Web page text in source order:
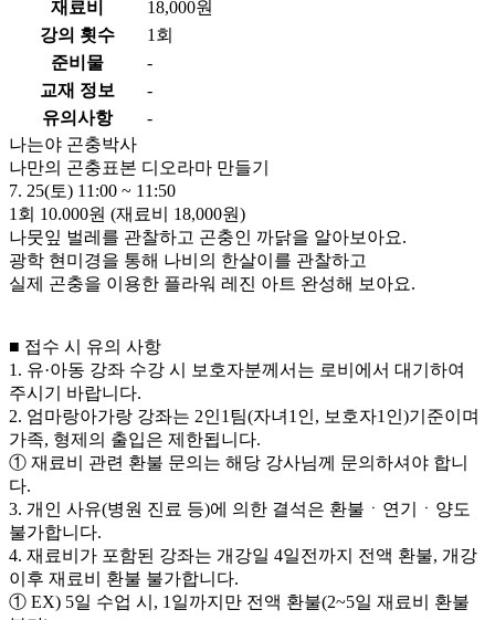
재료비
18,000원
강의 횟수
1회
준비물
-
교재 정보
-
유의사항
-
나는야 곤충박사
나만의 곤충표본 디오라마 만들기
7. 25(토) 11:00 ~ 11:50
1회 10.000원 (재료비 18,000원)
나뭇잎 벌레를 관찰하고 곤충인 까닭을 알아보아요.
광학 현미경을 통해 나비의 한살이를 관찰하고
실제 곤충을 이용한 플라워 레진 아트 완성해 보아요.
■ 접수 시 유의 사항
1. 유·아동 강좌 수강 시 보호자분께서는 로비에서 대기하여
주시기 바랍니다.
2. 엄마랑아가랑 강좌는 2인1팀(자녀1인, 보호자1인)기준이며
가족, 형제의 출입은 제한됩니다.
① 재료비 관련 환불 문의는 해당 강사님께 문의하셔야 합니
다.
3. 개인 사유(병원 진료 등)에 의한 결석은 환불ㆍ연기ㆍ양도
불가합니다.
4. 재료비가 포함된 강좌는 개강일 4일전까지 전액 환불, 개강
이후 재료비 환불 불가합니다.
① EX) 5일 수업 시, 1일까지만 전액 환불(2~5일 재료비 환불